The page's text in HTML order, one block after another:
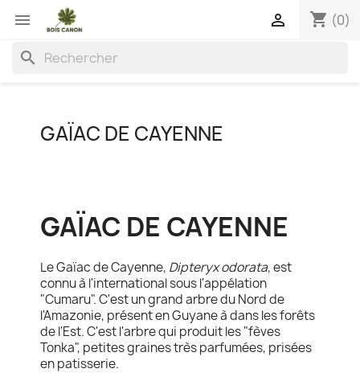
 shopping_cart (0)

search
GAÏAC DE CAYENNE
GAÏAC DE CAYENNE
Le Gaïac de Cayenne, Dipteryx odorata, est
connu à l'international sous l'appélation
"Cumaru". C'est un grand arbre du Nord de
l'Amazonie, présent en Guyane à dans les forêts
de l'Est. C'est l'arbre qui produit les "fèves
Tonka", petites graines très parfumées, prisées
en patisserie.